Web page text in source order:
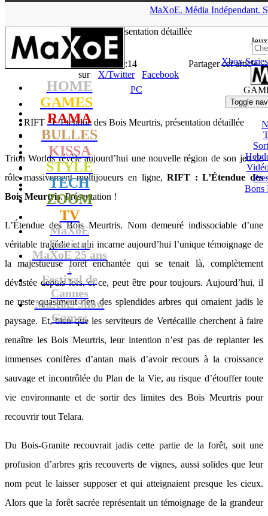
MaXoE. Média Indépendant.
HOME
GAMES
RAMA
BULLES
KISSA
STYLE
TECH
ZOOM
TV
MaXoE
Festival
MaXoE 25 ans
!
Festival de
Cannes
MaXoE Show
Games
Jeux
Xbox
Toggle
Bons
Meurtris, présentation détaillée
- 12.01.11, 19:14
Partager cet article
sur
X/Twitter
Facebook
PC
RIFT : L’Étendue des Bois Meurtris, présentation détaillée
Trion Worlds révèle aujourd’hui une nouvelle région de son jeu de
rôle massivement multijoueurs en ligne,RIFT : L’Étendue des
Bois Meurtris. Présentation !
L’Étendue des Bois Meurtris. Nom demeuré indissociable d’une
véritable tragédie et qui incarne aujourd’hui l’unique témoignage de
la majestueuse forêt enchantée qui se tenait là, complètement
dévastée depuis lors, et ce, peut être pour toujours. Aujourd’hui, il
ne reste quasiment rien des splendides arbres qui ornaient jadis le
paysage. Et, bien que les serviteurs de Vertécaille cherchent à faire
renaître les Bois Meurtris, leur intention n’est pas de replanter les
immenses conifères d’antan mais d’avoir recours à la croissance
sauvage et incontrôlée du Plan de la Vie, au risque d’étouffer toute
vie environnante et de sortir des limites des Bois Meurtris pour
recouvrir tout Telara.
Du Bois-Granite recouvrait jadis cette partie de la forêt, soit une
profusion d’arbres gris recouverts de vignes, aussi solides que leur
nom peut le laisser supposer et qui atteignaient presque les cieux.
Alors que la forêt sacrée représentait un témoignage de la grandeur